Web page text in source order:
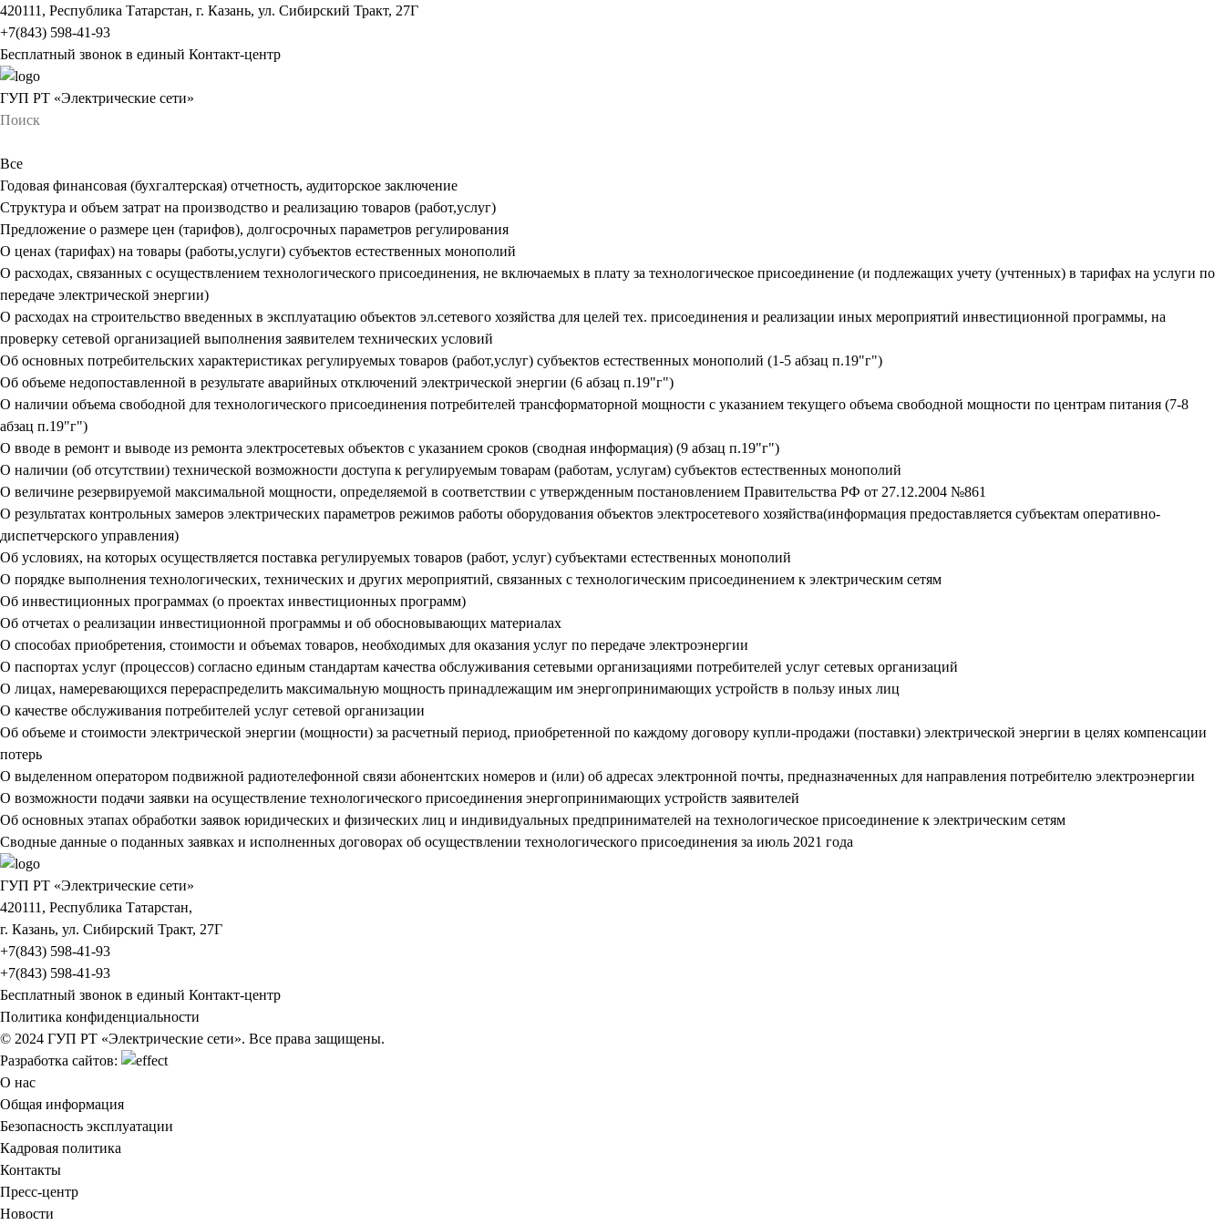
420111, Республика Татарстан, г. Казань, ул. Сибирский Тракт, 27Г
+7(843) 598-41-93
Бесплатный звонок в единый Контакт-центр
ГУП РТ «Электрические сети»
Все
Годовая финансовая (бухгалтерская) отчетность, аудиторское заключение
Структура и объем затрат на производство и реализацию товаров (работ,услуг)
Предложение о размере цен (тарифов), долгосрочных параметров регулирования
О ценах (тарифах) на товары (работы,услуги) субъектов естественных монополий
О расходах, связанных с осуществлением технологического присоединения, не включаемых в плату за технологическое присоединение (и подлежащих учету (учтенных) в тарифах на услуги по
передаче электрической энергии)
О расходах на строительство введенных в эксплуатацию объектов эл.сетевого хозяйства для целей тех. присоединения и реализации иных мероприятий инвестиционной программы, на
проверку сетевой организацией выполнения заявителем технических условий
Об основных потребительских характеристиках регулируемых товаров (работ,услуг) субъектов естественных монополий (1-5 абзац п.19"г")
Об объеме недопоставленной в результате аварийных отключений электрической энергии (6 абзац п.19"г")
О наличии объема свободной для технологического присоединения потребителей трансформаторной мощности с указанием текущего объема свободной мощности по центрам питания (7-8
абзац п.19"г")
О вводе в ремонт и выводе из ремонта электросетевых объектов с указанием сроков (сводная информация) (9 абзац п.19"г")
О наличии (об отсутствии) технической возможности доступа к регулируемым товарам (работам, услугам) субъектов естественных монополий
О величине резервируемой максимальной мощности, определяемой в соответствии с утвержденным постановлением Правительства РФ от 27.12.2004 №861
О результатах контрольных замеров электрических параметров режимов работы оборудования объектов электросетевого хозяйства(информация предоставляется субъектам оперативно-
диспетчерского управления)
Об условиях, на которых осуществляется поставка регулируемых товаров (работ, услуг) субъектами естественных монополий
О порядке выполнения технологических, технических и других мероприятий, связанных с технологическим присоединением к электрическим сетям
Об инвестиционных программах (о проектах инвестиционных программ)
Об отчетах о реализации инвестиционной программы и об обосновывающих материалах
О способах приобретения, стоимости и объемах товаров, необходимых для оказания услуг по передаче электроэнергии
О паспортах услуг (процессов) согласно единым стандартам качества обслуживания сетевыми организациями потребителей услуг сетевых организаций
О лицах, намеревающихся перераспределить максимальную мощность принадлежащим им энергопринимающих устройств в пользу иных лиц
О качестве обслуживания потребителей услуг сетевой организации
Об объеме и стоимости электрической энергии (мощности) за расчетный период, приобретенной по каждому договору купли-продажи (поставки) электрической энергии в целях компенсации
потерь
О выделенном оператором подвижной радиотелефонной связи абонентских номеров и (или) об адресах электронной почты, предназначенных для направления потребителю электроэнергии
О возможности подачи заявки на осуществление технологического присоединения энергопринимающих устройств заявителей
Об основных этапах обработки заявок юридических и физических лиц и индивидуальных предпринимателей на технологическое присоединение к электрическим сетям
Сводные данные о поданных заявках и исполненных договорах об осуществлении технологического присоединения за июль 2021 года
ГУП РТ «Электрические сети»
420111, Республика Татарстан,
г. Казань, ул. Сибирский Тракт, 27Г
+7(843) 598-41-93
+7(843) 598-41-93
Бесплатный звонок в единый Контакт-центр
Политика конфиденциальности
© 2024 ГУП РТ «Электрические сети». Все права защищены.
Разработка сайтов:
О нас
Общая информация
Безопасность эксплуатации
Кадровая политика
Контакты
Пресс-центр
Новости